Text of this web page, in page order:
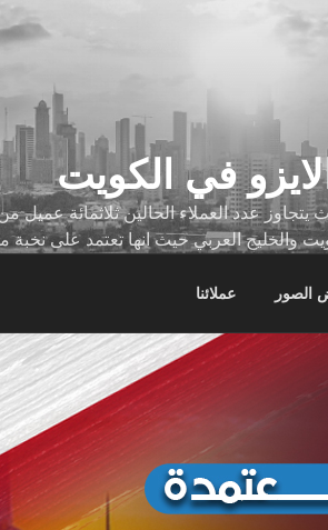
في الكويت
عدد العملاء الحالين ثلاثمائة
والخليج العربي حيث انها تعتمد على نخبة
الصور عملائنا